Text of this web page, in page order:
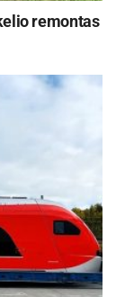
remontas